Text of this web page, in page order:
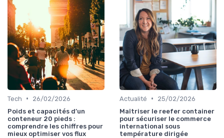
Tech •
26/02/2026
Poids et capacités d’un
conteneur 20 pieds :
comprendre les chiffres pour
mieux optimiser vos flux
Actualité •
25/02/2026
Maîtriser le reefer container
pour sécuriser le commerce
international sous
température dirigée